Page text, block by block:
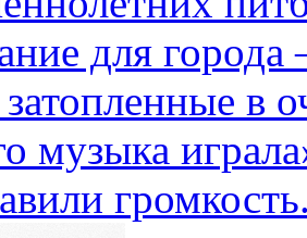
для
в
музыка